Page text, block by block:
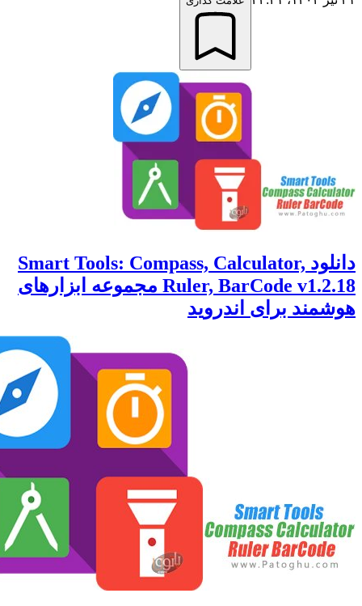
دانلود Smart Tools: Compass, Calculator,
Ruler, BarCode v1.2.18 مجموعه ابزارهای
برای اندروید